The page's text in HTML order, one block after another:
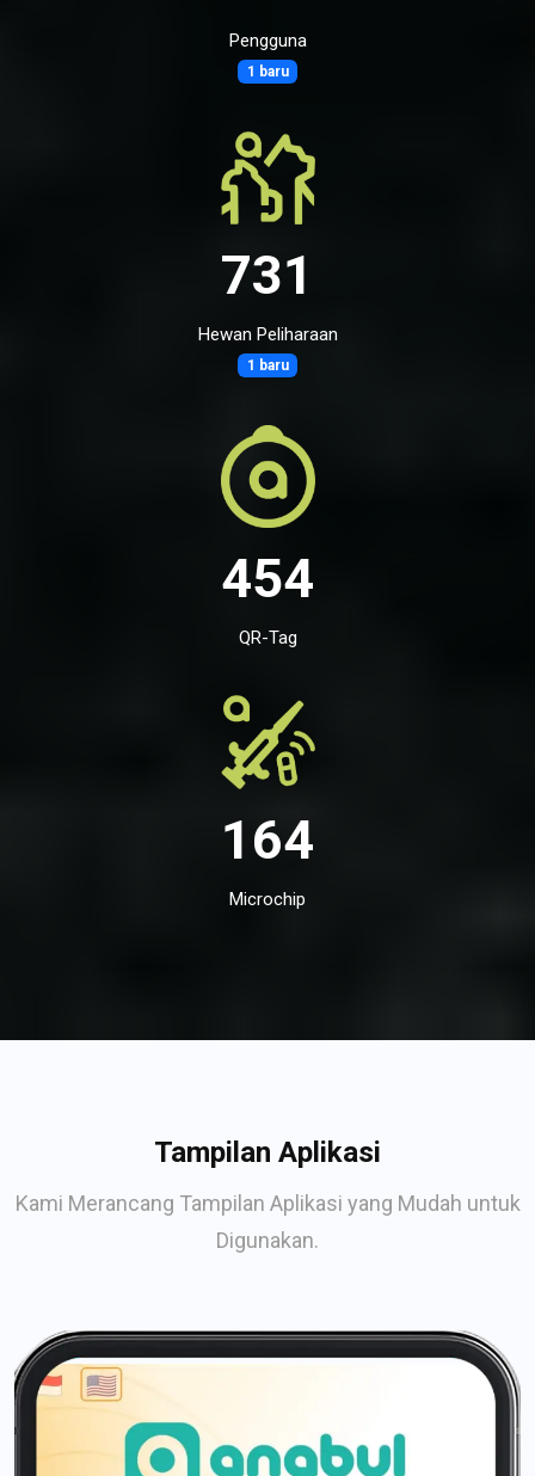
Pengguna
1 baru
731
Hewan Peliharaan
1 baru
454
QR-Tag
164
Microchip
Tampilan Aplikasi
Kami Merancang Tampilan Aplikasi yang Mudah untuk
Digunakan.